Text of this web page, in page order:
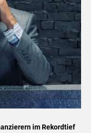
im Rekordtief